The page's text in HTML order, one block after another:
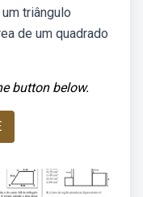
triângulo
de um quadrado
button below.